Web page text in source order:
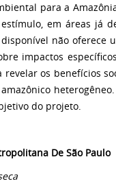
para a
em áreas já
não oferece
impactos
os benefícios
do projeto.
De São Paulo